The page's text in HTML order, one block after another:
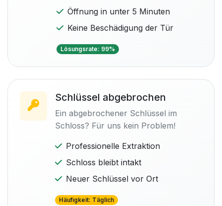
Öffnung in unter 5 Minuten
Keine Beschädigung der Tür
Lösungsrate: 99%
Schlüssel abgebrochen
Ein abgebrochener Schlüssel im
Schloss? Für uns kein Problem!
Professionelle Extraktion
Schloss bleibt intakt
Neuer Schlüssel vor Ort
Häufigkeit: Täglich